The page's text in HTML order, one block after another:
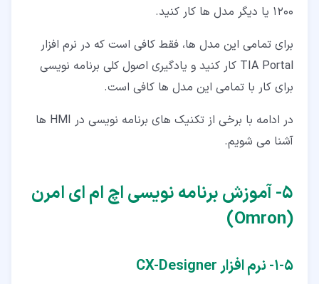
1200 یا دیگر مدل ها کار کنید.
برای تمامی این مدل ها، فقط کافی است که در نرم افزار
TIA Portal کار کنید و یادگیری اصول کلی برنامه نویسی
برای کار با تمامی این مدل ها کافی است.
در ادامه با برخی از تکنیک های برنامه نویسی در HMI ها
آشنا می شویم.
۵‏- آموزش برنامه نویسی اچ ام ای امرن
(Omron)
۵‏-‏۱‏- نرم افزار CX-Designer